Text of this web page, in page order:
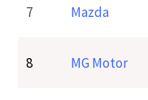
7 Mazda
8 MG Motor